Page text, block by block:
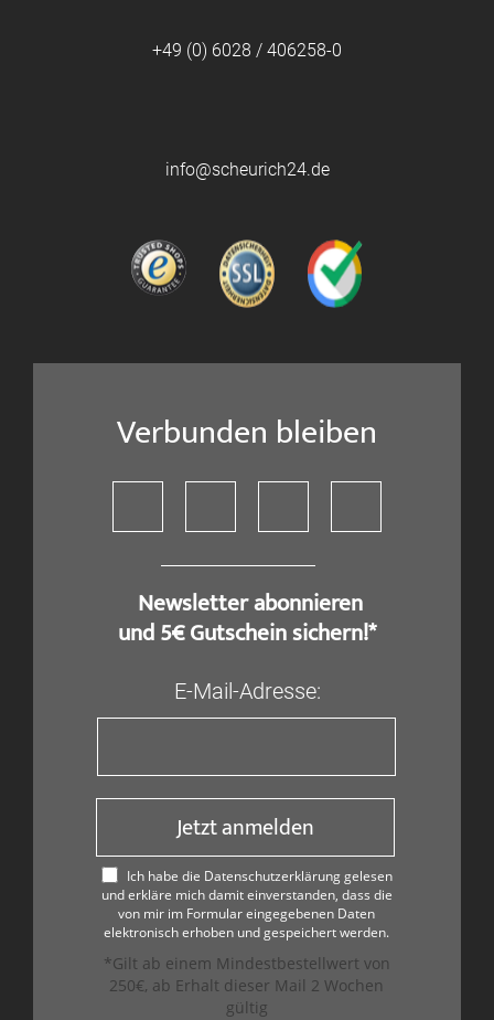
+49 (0) 6028 / 406258-0
info@scheurich24.de
Verbunden bleiben
​ Newsletter abonnieren
und 5€ Gutschein sichern!*
E-Mail-Adresse:
Jetzt anmelden
Ich habe die Datenschutzerklärung gelesen
und erkläre mich damit einverstanden, dass die
von mir im Formular eingegebenen Daten
elektronisch erhoben und gespeichert werden.
*Gilt ab einem Mindestbestellwert von
250€, ab Erhalt dieser Mail 2 Wochen
gültig